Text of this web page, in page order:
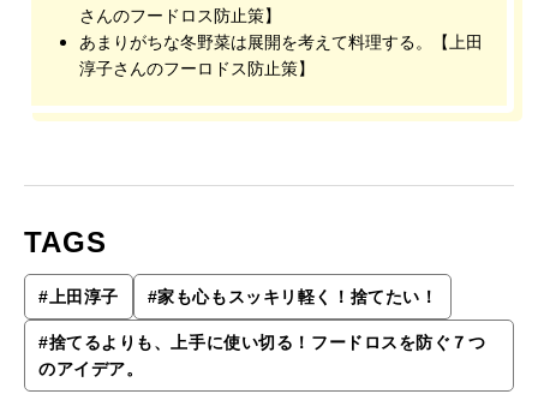
さんのフードロス防止策】
あまりがちな冬野菜は展開を考えて料理する。【上田
淳子さんのフーロドス防止策】
TAGS
# 上田淳子 #家も心もスッキリ軽く！捨てたい！
#捨てるよりも、上手に使い切る！フードロスを防ぐ７つ
のアイデア。